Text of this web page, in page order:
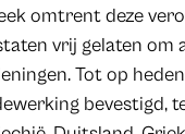
omtrent deze
vrij gelaten om
Tot op
bevestigd,